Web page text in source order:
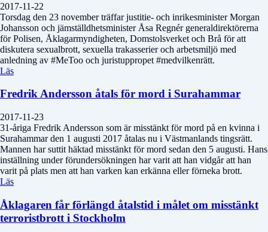
2017-11-22
Torsdag den 23 november träffar justitie- och inrikesminister Morgan
Johansson och jämställdhetsminister Åsa Regnér generaldirektörerna
för Polisen, Åklagarmyndigheten, Domstolsverket och Brå för att
diskutera sexualbrott, sexuella trakasserier och arbetsmiljö med
anledning av #MeToo och juristuppropet #medvilkenrätt.
Läs
Fredrik Andersson åtals för mord i Surahammar
2017-11-23
31-åriga Fredrik Andersson som är misstänkt för mord på en kvinna i
Surahammar den 1 augusti 2017 åtalas nu i Västmanlands tingsrätt.
Mannen har suttit häktad misstänkt för mord sedan den 5 augusti. Hans
inställning under förundersökningen har varit att han vidgår att han
varit på plats men att han varken kan erkänna eller förneka brott.
Läs
Åklagaren får förlängd åtalstid i målet om misstänkt
terroristbrott i Stockholm